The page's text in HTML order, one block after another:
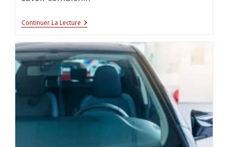
Continuer La Lecture Combien
De
Louer
Son
Camping-
Car
Avant
Début
Des
Vacances